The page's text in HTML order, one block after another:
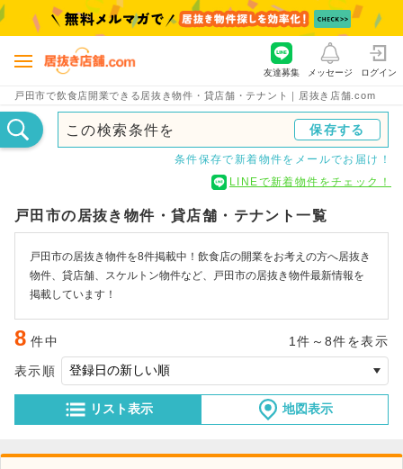
戸田市で飲食店開業できる居抜き物件・貸店舗・テナント｜居抜き店舗.com
友達募集 メッセージ ログイン
この検索条件を 保存する
条件保存で新着物件をメールでお届け！
LINEで新着物件をチェック！
戸田市の居抜き物件・貸店舗・テナント一覧
戸田市の居抜き物件を8件掲載中！飲食店の開業をお考えの方へ居抜き
物件、貸店舗、スケルトン物件など、戸田市の居抜き物件最新情報を
掲載しています！
8 件中 1件～8件を表示
リスト表示 地図表示
表示順